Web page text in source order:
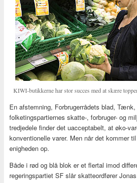
KIWI-butikkerne har stor succes med at skære
En afstemning, Forbrugerrådets blad,
folketingspartiernes skatte-, forbruger- og
tredjedele finder det uacceptabelt, at øko-
konventionelle varer. Men når det kommer
enigheden op.
Både i rød og blå blok er et flertal imod
regeringspartiet SF slår skatteordfører